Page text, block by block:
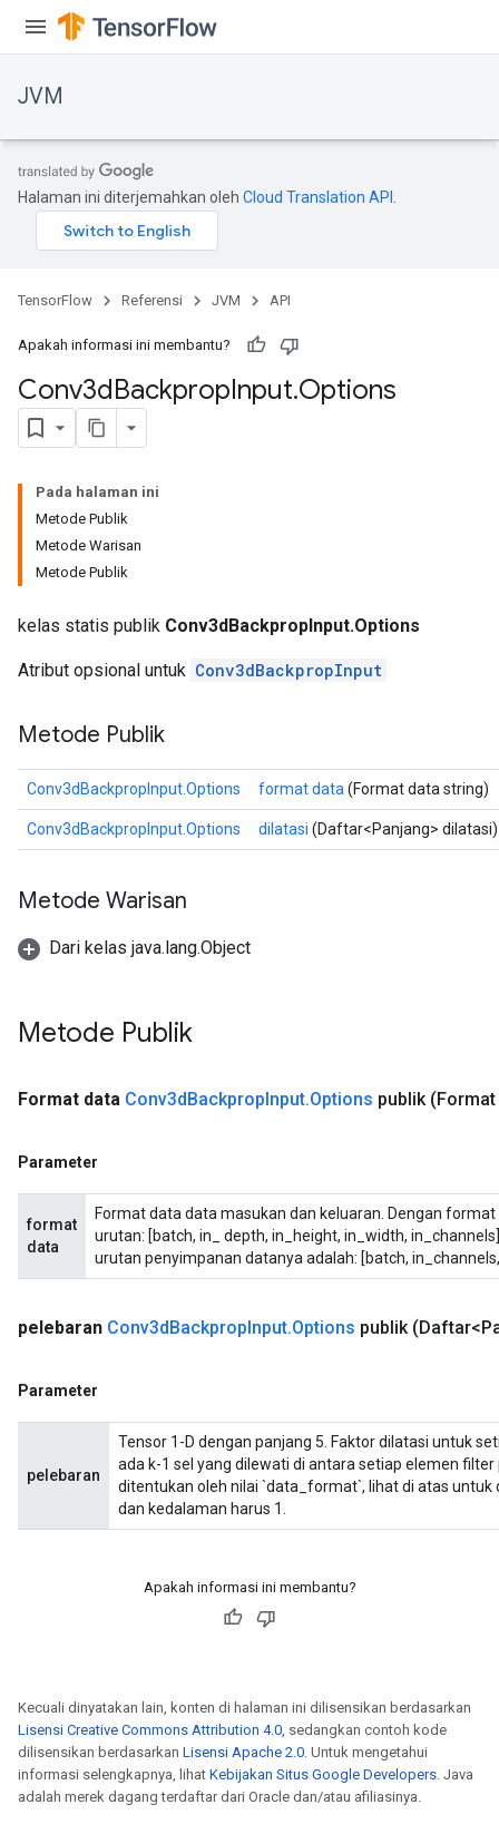
JVM
Halaman ini diterjemahkan oleh Cloud Translation API
TensorFlow Referensi JVM API
Apakah informasi ini membantu?
Conv3dBackpropInput.Options
Pada halaman ini
Metode Publik
Metode Warisan
Metode Publik
kelas statis publik Conv3dBackpropInput.Options
Atribut opsional untuk Conv3dBackpropInput
Metode Publik
Conv3dBackpropInput.Options format data (Format data string)
Conv3dBackpropInput.Options dilatasi (Daftar<Panjang> dilatasi)
Metode Warisan
Dari kelas java.lang.Object
Metode Publik
Format data Conv3dBackpropInput.Options publik
Parameter
format
data
Format data data masukan dan keluaran. Dengan
urutan: [batch, in_ depth, in_height, in_width,
urutan penyimpanan datanya adalah: [batch,
pelebaran Conv3dBackpropInput.Options publik
Parameter
pelebaran
Tensor 1-D dengan panjang 5. Faktor dilatasi untuk
ada k-1 sel yang dilewati di antara setiap elemen
ditentukan oleh nilai `data_format`, lihat di atas
dan kedalaman harus 1.
Apakah informasi ini membantu?
Kecuali dinyatakan lain, konten di halaman ini dilisensikan berdasarkan
Lisensi Creative Commons Attribution 4.0, sedangkan contoh kode
dilisensikan berdasarkan Lisensi Apache 2.0. Untuk mengetahui
informasi selengkapnya, lihat Kebijakan Situs Google Developers. Java
adalah merek dagang terdaftar dari Oracle dan/atau afiliasinya.